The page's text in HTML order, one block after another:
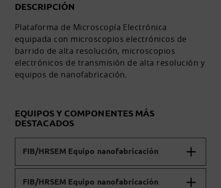
DESCRIPCIÓN
Plataforma de Microscopía Electrónica
equipada con microscopios electrónicos de
barrido de alta resolución, microscopios
electrónicos de transmisión de alta resolución y
equipos de nanofabricación.
EQUIPOS Y COMPONENTES MÁS
DESTACADOS
FIB/HRSEM Equipo nanofabricación
FIB/HRSEM Equipo nanofabricación